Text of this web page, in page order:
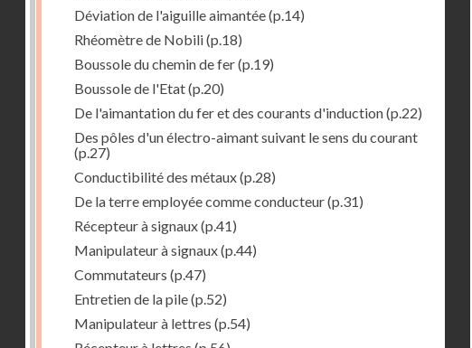
Déviation de l'aiguille aimantée(p.14)
Rhéomètre de Nobili(p.18)
Boussole du chemin de fer(p.19)
Boussole de l'Etat(p.20)
De l'aimantation du fer et des courants d'induction(p.22)
Des pôles d'un électro-aimant suivant le sens du courant
(p.27)
Conductibilité des métaux(p.28)
De la terre employée comme conducteur(p.31)
Récepteur à signaux(p.41)
Manipulateur à signaux(p.44)
Commutateurs (p.47)
Entretien de la pile(p.52)
Manipulateur à lettres (p.54)